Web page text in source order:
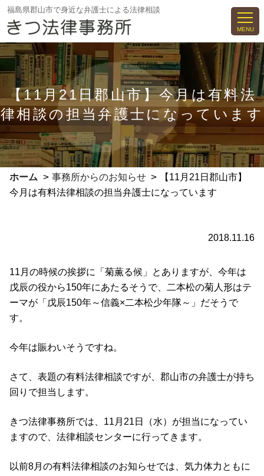
コ
ン
へ
ス
キ
プ
福島県郡山市で身近な弁護士による法律相談
MENU
【11月21日郡山市】今月は有料法
律相談の担当弁護士になっています
ホーム > 事務所からのお知らせ >
【11月21日郡山市】
今月は有料法律相談の担当弁護士になっています
2018.11.16
11月の時候の挨拶に「菊薫る候」とありますが、今年は
戊辰の役から150年にあたるそうで、二本松の菊人形はテ
ーマが「戊辰150年～信義×二本松少年隊～」だそうで
す。
今年は賑わいそうですね。
さて、表題の有料法律相談ですが、郡山市の弁護士が持ち
回りで担当します。
きつ法律事務所では、11月21日（水）が担当になってい
ますので、法律相談センターに行ってきます。
以前8月の有料法律相談のお知らせでは、気力体力ともに